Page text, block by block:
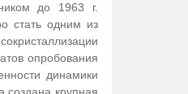
до 1963 г.
стать одним из
опробования
динамики